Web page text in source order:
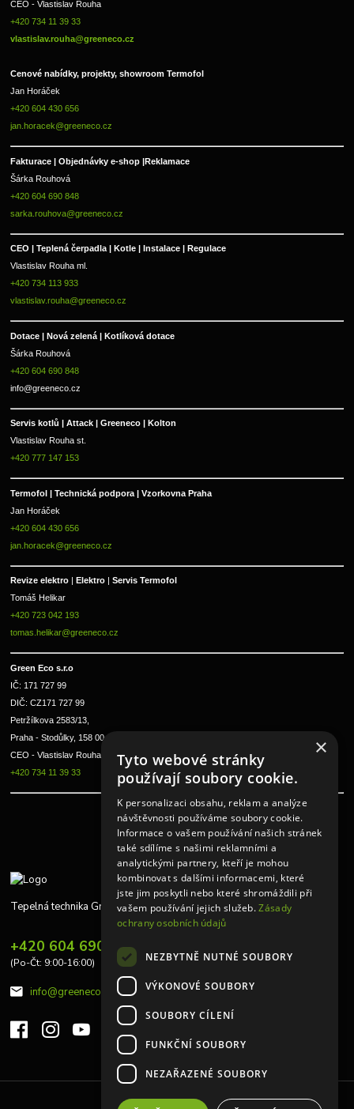
CEO - Vlastislav Rouha
+420 734 11 39 33
vlastislav.rouha@greeneco.cz
Cenové nabídky, projekty, showroom Termofol
Jan Horáček
+420 604 430 656
jan.horacek@greeneco.cz
Fakturace | Objednávky e-shop |Reklamace
Šárka Rouhová
+420 604 690 848
sarka.rouhova@greeneco.cz
CEO | Teplená čerpadla | Kotle | Instalace | Regulace
Vlastislav Rouha ml.
+420 734 113 933
vlastislav.rouha@greeneco.cz
Dotace | Nová zelená | Kotlíková dotace
Šárka Rouhová
+420 604 690 848
info@greeneco.cz
Servis kotlů | Attack | Greeneco | Kolton
Vlastislav Rouha st.
+420 777 147 153
Termofol | Technická podpora | Vzorkovna Praha
Jan Horáček
+420 604 430 656
jan.horacek@greeneco.cz
Revize elektro Elektro
Servis Termofol
Tomáš Helikar
+420 723 042 193
tomas.helikar@greeneco.cz
Green Eco s.r.o
IČ: 171 727 99
DIČ: CZ171 727 99
Petržílkova 2583/13,
Praha - Stodůlky, 158 00
CEO - Vlastislav Rouha ml.
+420 734 11 39 33
Tepelná technika Greeneco
+420 604 690 848
(Po-Čt: 9:00-16:00)
info@greeneco.cz
Upravit sběr cookies.
×
Tyto webové stránky
používají soubory cookie.
K personalizaci obsahu, reklam a analýze
návštěvnosti používáme soubory cookie.
Informace o vašem používání našich stránek
také sdílíme s našimi reklamními a
analytickými partnery, kteří je mohou
kombinovat s dalšími informacemi, které
jste jim poskytli nebo které shromáždili při
vašem používání jejich služeb.Zásady
ochrany osobních údajů
NEZBYTNĚ NUTNÉ SOUBORY
VÝKONOVÉ SOUBORY
SOUBORY CÍLENÍ
FUNKČNÍ SOUBORY
NEZAŘAZENÉ SOUBORY